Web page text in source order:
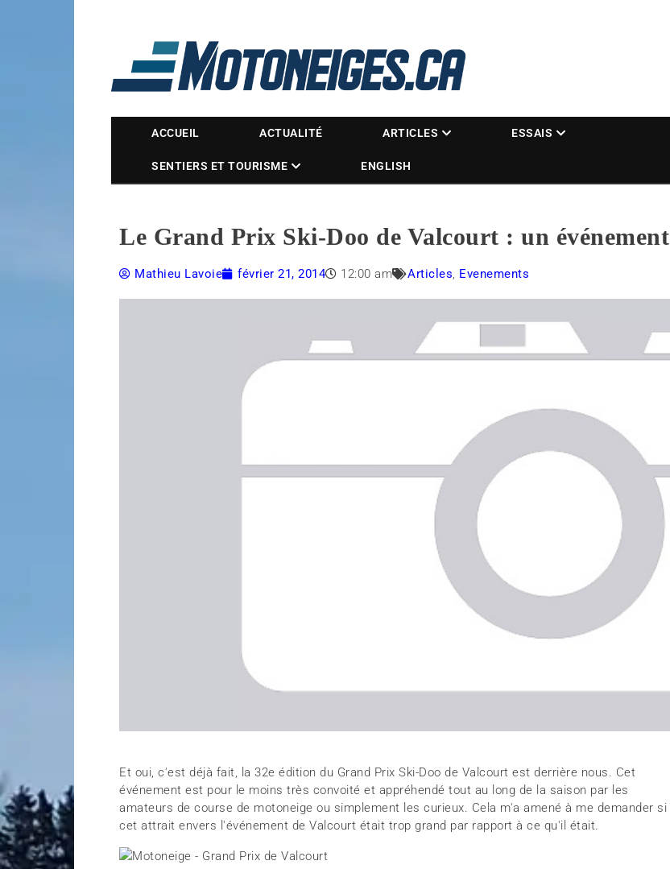
Magazine Motoneiges.ca
ACCUEIL ACTUALITÉ ARTICLES ESSAIS
SENTIERS ET TOURISME ENGLISH
Le Grand Prix Ski-Doo de Valcourt : un
Mathieu Lavoie février 21, 2014 12:00 am Articles, Evenements
Et oui, c'est déjà fait, la 32e édition du Grand Prix Ski-Doo de Valcourt est derrière nous. Cet
événement est pour le moins très convoité et appréhendé tout au long de la saison par les
amateurs de course de motoneige ou simplement les curieux. Cela m'a amené à me demander si
cet attrait envers l'événement de Valcourt était trop grand par rapport à ce qu'il était.